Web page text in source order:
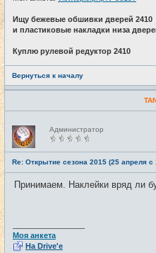
Ищу бежевые обшивки дверей 2410
и пластиковые накладки низа
Куплю рулевой редуктор 2410
Вернуться к началу
Н
е
в
с
е
т
и
Администратор
Re: Открытие сезона 2015 (25 апреля с
Принимаем. Наклейки вряд ли
Моя анкета
На Drive'e